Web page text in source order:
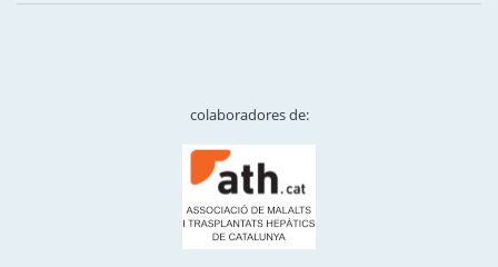
colaboradores de: